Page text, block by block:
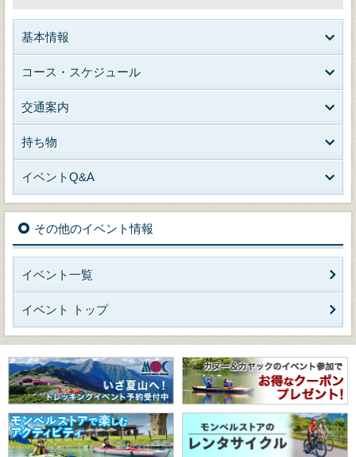
基本情報
コース・スケジュール
交通案内
持ち物
イベントQ&A
その他のイベント情報
イベント一覧
イベント トップ